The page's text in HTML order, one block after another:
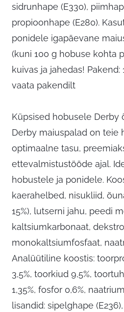
sidrunhape (E330),
propioonhape (E280).
ponidele igapäevane
(kuni 100 g hobuse kohta
kuivas ja jahedas! Pakend:
vaata pakendilt
Küpsised hobusele Derby
Derby maiuspalad on teie
optimaalne tasu,
ettevalmistustööde ajal.
hobustele ja ponidele.
kaerahelbed, nisukliid,
15%), lutserni jahu, peedi
kaltsiumkarbonaat,
monokaltsiumfosfaat,
Analüütiline koostis:
3,5%, toorkiud 9,5%,
1,35%, fosfor 0,6%,
lisandid: sipelghape